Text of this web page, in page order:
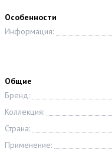
Особенности
Информация:
Общие
Бренд:
Коллекция:
Страна:
Применение: